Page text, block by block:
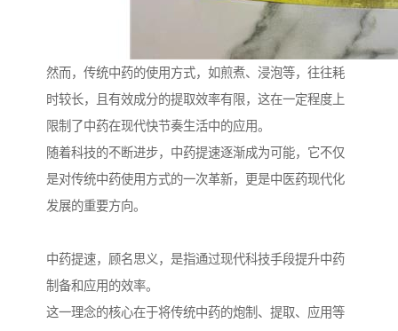
然而，传统中药的使用方式，如煎煮、浸泡等，往往耗
时较长，且有效成分的提取效率有限，这在一定程度上
限制了中药在现代快节奏生活中的应用。
随着科技的不断进步，中药提速逐渐成为可能，它不仅
是对传统中药使用方式的一次革新，更是中医药现代化
发展的重要方向。
中药提速，顾名思义，是指通过现代科技手段提升中药
制备和应用的效率。
这一理念的核心在于将传统中药的炮制、提取、应用等